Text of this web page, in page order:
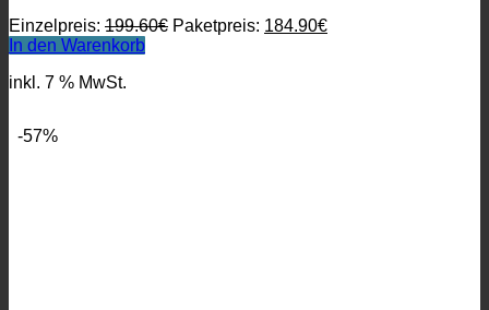
Einzelpreis: 199.60€ Ursprünglicher
Paketpreis: 184.90€Aktueller
In den Warenkorb
inkl. 7 % MwSt.
-57%